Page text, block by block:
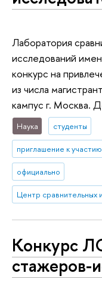
Лаборатория
исследований
конкурс на
из числа
кампус г. Москва.
Наука студенты
приглашение к участию
официально
Конкурс
стажеров-